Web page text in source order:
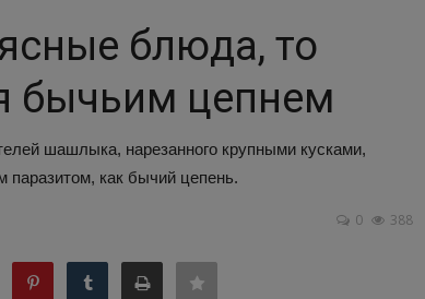
блюда, то
бычьим цепнем
шашлыка, нарезанного крупными кусками,
паразитом, как бычий цепень.
0 388